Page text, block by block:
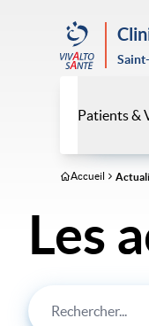
Patients &
Accueil
Les